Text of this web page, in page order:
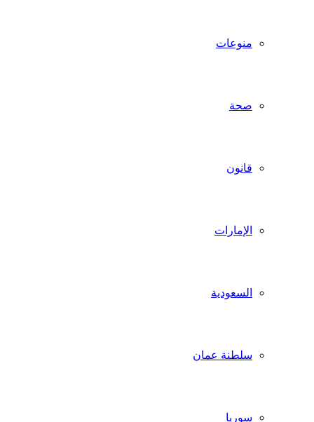
منوعات
صحة
قانون
الإمارات
السعودية
سلطنة عمان
سوريا